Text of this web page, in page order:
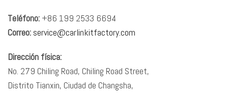
Teléfono: +86 199 2533 6694
Correo: service@carlinkitfactory.com
Dirección física:
No. 279 Chiling Road, Chiling Road Street,
Distrito Tianxin, Ciudad de Changsha,